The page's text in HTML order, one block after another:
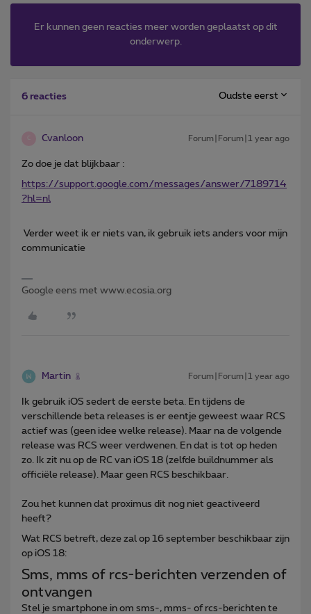
Er kunnen geen reacties meer worden geplaatst op dit
onderwerp.
6 reacties Oudste eerst
Cvanloon Forum|Forum|1 year ago
Zo doe je dat blijkbaar :
https://support.google.com/messages/answer/7189714
?hl=nl
Verder weet ik er niets van, ik gebruik iets anders voor mijn
communicatie
Google eens met www.ecosia.org
Martin Forum|Forum|1 year ago
Ik gebruik iOS sedert de eerste beta. En tijdens de
verschillende beta releases is er eentje geweest waar RCS
actief was (geen idee welke release). Maar na de volgende
release was RCS weer verdwenen. En dat is tot op heden
zo. Ik zit nu op de RC van iOS 18 (zelfde buildnummer als
officiële release). Maar geen RCS beschikbaar.
Zou het kunnen dat proximus dit nog niet geactiveerd
heeft?
Wat RCS betreft, deze zal op 16 september beschikbaar zijn
op iOS 18:
Sms, mms of rcs-berichten verzenden of
ontvangen
Stel je smartphone in om sms-, mms- of rcs-berichten te